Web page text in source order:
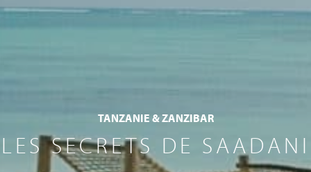
TANZANIE & ZANZIBAR
LES SECRETS DE SAADANI